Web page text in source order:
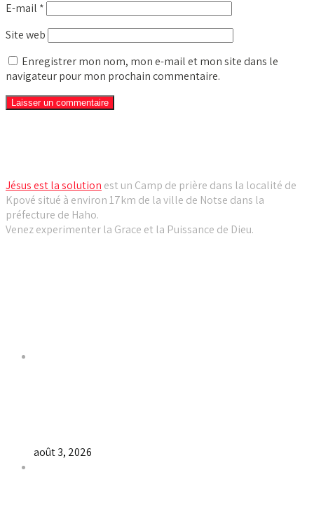
E-mail *
Site web
Enregistrer mon nom, mon e-mail et mon site dans le
navigateur pour mon prochain commentaire.
Jésus est la solution est un Camp de prière dans la localité de
Kpové situé à environ 17km de la ville de Notse dans la
préfecture de Haho.
Venez experimenter la Grace et la Puissance de Dieu.
août 3, 2026